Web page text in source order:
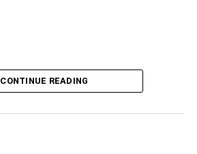
CONTINUE READING